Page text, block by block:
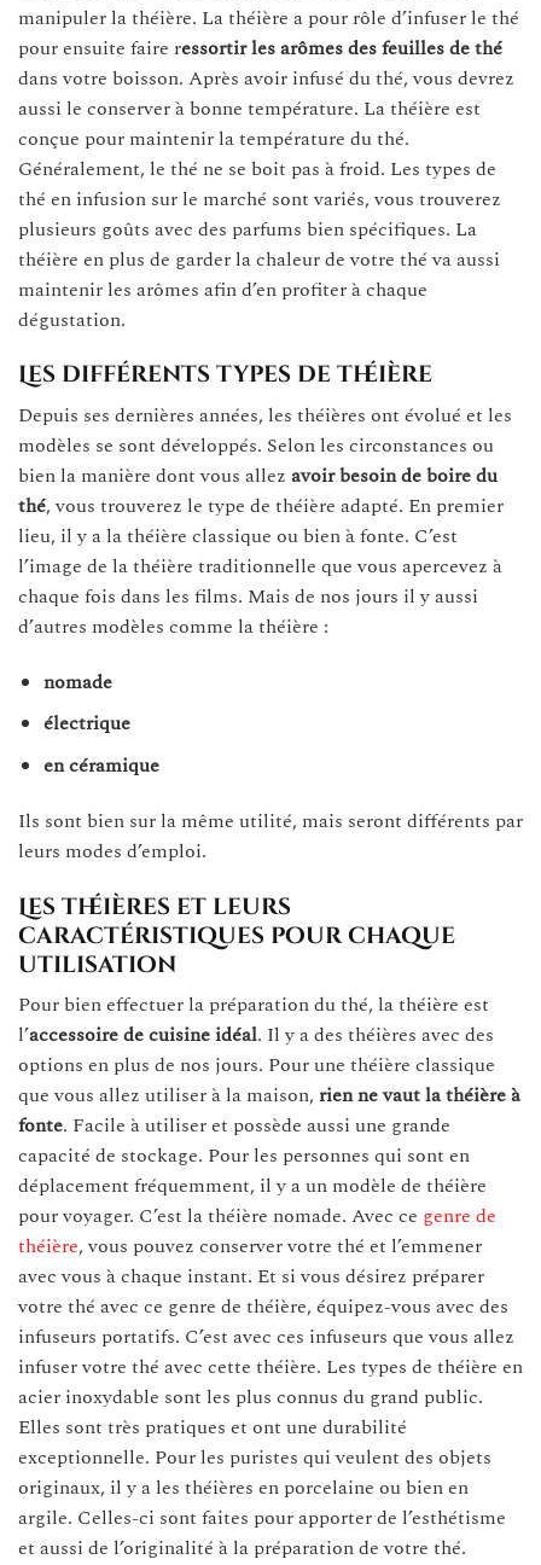
manipuler la théière. La théière a pour rôle d’infuser le thé
pour ensuite faire ressortir les arômes des feuilles de thé
dans votre boisson. Après avoir infusé du thé, vous devrez
aussi le conserver à bonne température. La théière est
conçue pour maintenir la température du thé.
Généralement, le thé ne se boit pas à froid. Les types de
thé en infusion sur le marché sont variés, vous trouverez
plusieurs goûts avec des parfums bien spécifiques. La
théière en plus de garder la chaleur de votre thé va aussi
maintenir les arômes afin d’en profiter à chaque
dégustation.
Les différents types de théière
Depuis ses dernières années, les théières ont évolué et les
modèles se sont développés. Selon les circonstances ou
bien la manière dont vous allez avoir besoin de boire du
thé, vous trouverez le type de théière adapté. En premier
lieu, il y a la théière classique ou bien à fonte. C’est
l’image de la théière traditionnelle que vous apercevez à
chaque fois dans les films. Mais de nos jours il y aussi
d’autres modèles comme la théière :
nomade
électrique
en céramique
Ils sont bien sur la même utilité, mais seront différents par
leurs modes d’emploi.
Les théières et leurs
caractéristiques pour chaque
utilisation
Pour bien effectuer la préparation du thé, la théière est
l’accessoire de cuisine idéal. Il y a des théières avec des
options en plus de nos jours. Pour une théière classique
que vous allez utiliser à la maison,rien ne vaut la théière à
fonte. Facile à utiliser et possède aussi une grande
capacité de stockage. Pour les personnes qui sont en
déplacement fréquemment, il y a un modèle de théière
pour voyager. C’est la théière nomade. Avec ce genre de
théière, vous pouvez conserver votre thé et l’emmener
avec vous à chaque instant. Et si vous désirez préparer
votre thé avec ce genre de théière, équipez-vous avec des
infuseurs portatifs. C’est avec ces infuseurs que vous allez
infuser votre thé avec cette théière. Les types de théière en
acier inoxydable sont les plus connus du grand public.
Elles sont très pratiques et ont une durabilité
exceptionnelle. Pour les puristes qui veulent des objets
originaux, il y a les théières en porcelaine ou bien en
argile. Celles-ci sont faites pour apporter de l’esthétisme
et aussi de l’originalité à la préparation de votre thé.